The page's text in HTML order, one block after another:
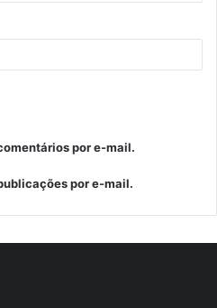
por e-mail.
por e-mail.